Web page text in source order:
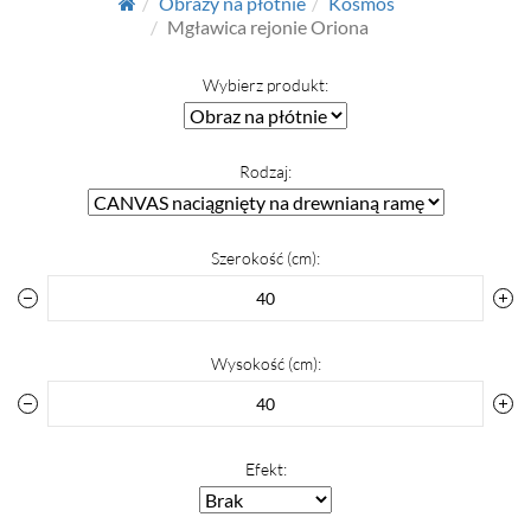
Mgławica rejonie Oriona
Wybierz produkt:
Rodzaj:
Szerokość (cm):
Wysokość (cm):
Efekt: